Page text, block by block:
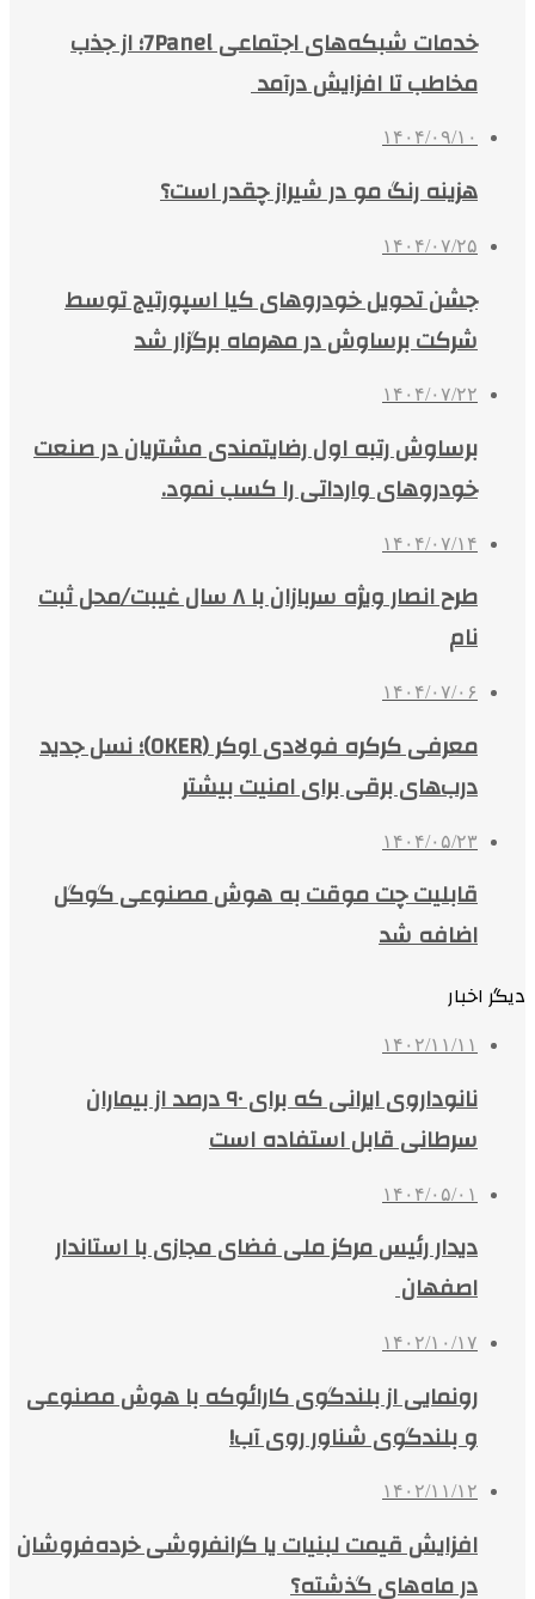
خدمات شبکه‌های اجتماعی 7Panel؛ از جذب
مخاطب تا افزایش درآمد
۱۴۰۴/۰۹/۱۰
هزینه رنگ مو در شیراز چقدر است؟
۱۴۰۴/۰۷/۲۵
جشن تحویل خودروهای کیا اسپورتیج توسط
شرکت برساوش در مهرماه برگزار شد
۱۴۰۴/۰۷/۲۲
برساوش رتبه اول رضایتمندی مشتریان در صنعت
خودروهای وارداتی را کسب نمود.
۱۴۰۴/۰۷/۱۴
طرح انصار ویژه سربازان با ۸ سال غیبت/محل ثبت
نام
۱۴۰۴/۰۷/۰۶
معرفی کرکره فولادی اوکر (OKER)؛ نسل جدید
درب‌های برقی برای امنیت بیشتر
۱۴۰۴/۰۵/۲۳
قابلیت چت موقت به هوش مصنوعی گوگل
اضافه شد
دیگر اخبار
۱۴۰۲/۱۱/۱۱
نانوداروی ایرانی که برای ۹۰ درصد از بیماران
سرطانی قابل استفاده است
۱۴۰۴/۰۵/۰۱
دیدار رئیس مرکز ملی فضای مجازی با استاندار
اصفهان
۱۴۰۲/۱۰/۱۷
رونمایی از بلندگوی کارائوکه با هوش مصنوعی
و بلندگوی شناور روی آب!
۱۴۰۲/۱۱/۱۲
افزایش قیمت لبنیات یا گرانفروشی خرده‌فروشان
در ماه‌های گذشته؟